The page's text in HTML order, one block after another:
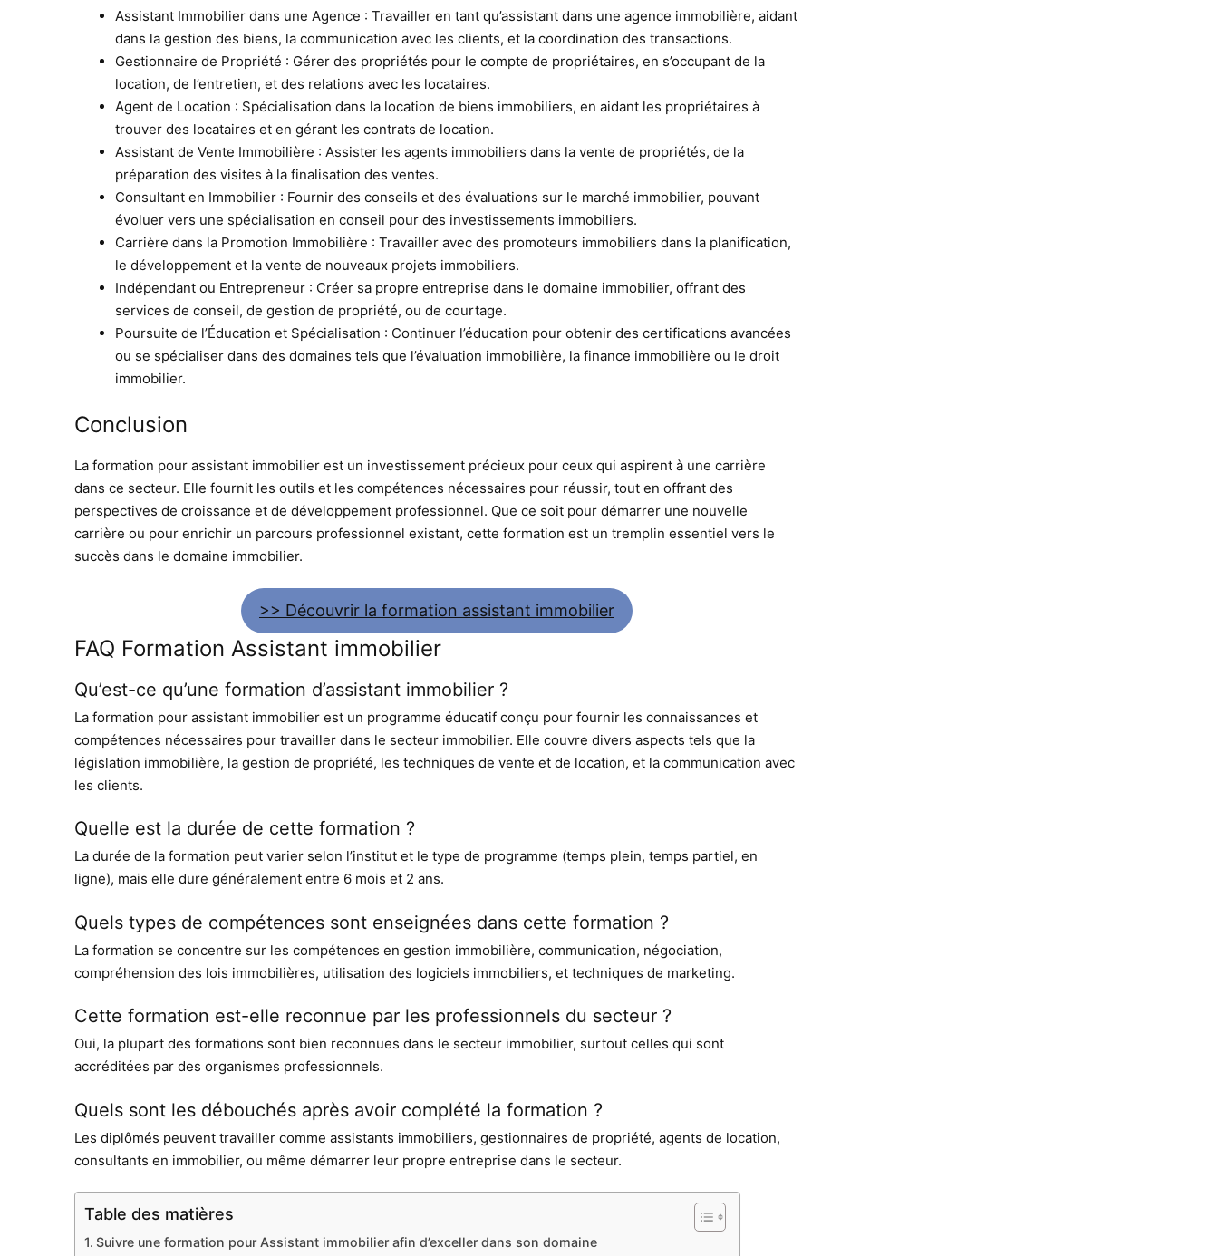
Assistant Immobilier dans une Agence : Travailler en tant qu’assistant dans une agence immobilière, aidant
dans la gestion des biens, la communication avec les clients, et la coordination des transactions.
Gestionnaire de Propriété : Gérer des propriétés pour le compte de propriétaires, en s’occupant de la
location, de l’entretien, et des relations avec les locataires.
Agent de Location : Spécialisation dans la location de biens immobiliers, en aidant les propriétaires à
trouver des locataires et en gérant les contrats de location.
Assistant de Vente Immobilière : Assister les agents immobiliers dans la vente de propriétés, de la
préparation des visites à la finalisation des ventes.
Consultant en Immobilier : Fournir des conseils et des évaluations sur le marché immobilier, pouvant
évoluer vers une spécialisation en conseil pour des investissements immobiliers.
Carrière dans la Promotion Immobilière : Travailler avec des promoteurs immobiliers dans la planification,
le développement et la vente de nouveaux projets immobiliers.
Indépendant ou Entrepreneur : Créer sa propre entreprise dans le domaine immobilier, offrant des
services de conseil, de gestion de propriété, ou de courtage.
Poursuite de l’Éducation et Spécialisation : Continuer l’éducation pour obtenir des certifications avancées
ou se spécialiser dans des domaines tels que l’évaluation immobilière, la finance immobilière ou le droit
immobilier.
Conclusion
La formation pour assistant immobilier est un investissement précieux pour ceux qui aspirent à une carrière
dans ce secteur. Elle fournit les outils et les compétences nécessaires pour réussir, tout en offrant des
perspectives de croissance et de développement professionnel. Que ce soit pour démarrer une nouvelle
carrière ou pour enrichir un parcours professionnel existant, cette formation est un tremplin essentiel vers le
succès dans le domaine immobilier.
>> Découvrir la formation assistant immobilier
FAQ Formation Assistant immobilier
Qu’est-ce qu’une formation d’assistant immobilier ?
La formation pour assistant immobilier est un programme éducatif conçu pour fournir les connaissances et
compétences nécessaires pour travailler dans le secteur immobilier. Elle couvre divers aspects tels que la
législation immobilière, la gestion de propriété, les techniques de vente et de location, et la communication avec
les clients.
Quelle est la durée de cette formation ?
La durée de la formation peut varier selon l’institut et le type de programme (temps plein, temps partiel, en
ligne), mais elle dure généralement entre 6 mois et 2 ans.
Quels types de compétences sont enseignées dans cette formation ?
La formation se concentre sur les compétences en gestion immobilière, communication, négociation,
compréhension des lois immobilières, utilisation des logiciels immobiliers, et techniques de marketing.
Cette formation est-elle reconnue par les professionnels du secteur ?
Oui, la plupart des formations sont bien reconnues dans le secteur immobilier, surtout celles qui sont
accréditées par des organismes professionnels.
Quels sont les débouchés après avoir complété la formation ?
Les diplômés peuvent travailler comme assistants immobiliers, gestionnaires de propriété, agents de location,
consultants en immobilier, ou même démarrer leur propre entreprise dans le secteur.
Table des matières
Suivre une formation pour Assistant immobilier afin d’exceller dans son domaine